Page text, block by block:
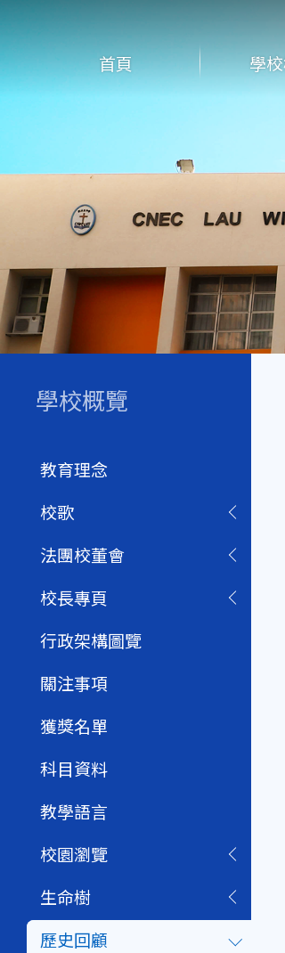
首頁 學
學校概覽
教育理念
校歌
法團校董會
校長專頁
行政架構圖覽
關注事項
獲獎名單
科目資料
教學語言
校園瀏覽
生命樹
歷史回顧